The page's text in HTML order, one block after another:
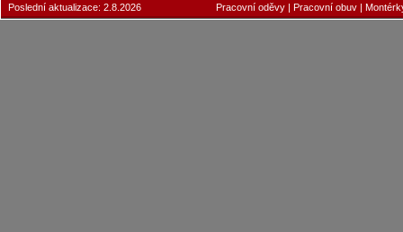
Poslední aktualizace: 2.8.2026 Pracovní oděvy | Pracovní obuv |